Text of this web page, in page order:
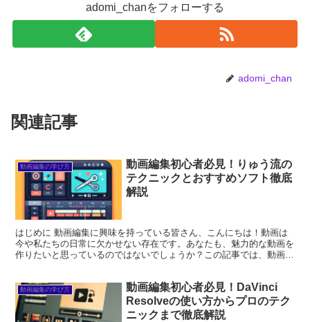
adomi_chanをフォローする
adomi_chan
関連記事
動画編集の学び方
動画編集初心者必見！りゅう流の
テクニックとおすすめソフト徹底
解説
はじめに 動画編集に興味を持っている皆さん、こんにちは！動画は
今や私たちの日常に欠かせない存在です。あなたも、魅力的な動画を
作りたいと思っているのではないでしょうか？この記事では、動画編
動画編集の学び方
動画編集初心者必見！DaVinci
Resolveの使い方からプロのテク
ニックまで徹底解説